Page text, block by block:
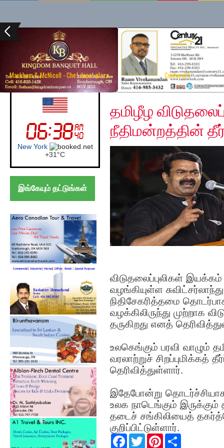
Markham & McNicoll - Chef depot plaza Century21
UK (London)
London
+20°C
இங்கேயும் தட்டுங்கள்
Thursday, December
தமிழீழ
நீதிமன்றத்தின்
விடுதலைப்புலிகள்
வழங்கியுள்ள
நிதிசேகரித்தமை
வழக்கிலிருந்து முற்றாக
தருகிறது எனத்
உலகெங்கும் பரவி வாழும்
வரலாற்றுச்
தெரிவித்துள்ளார்.
இதேபோன்று
உலக நாடெங்கும்
தடைச் சங்கிலியைத்
குறிப்பிட்டுள்ளார்.
F
T
w
P